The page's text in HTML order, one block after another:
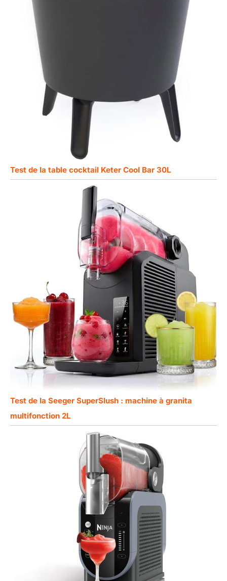
Test de la table cocktail Keter Cool Bar 30L
Test de la Seeger SuperSlush : machine à granita
multifonction 2L